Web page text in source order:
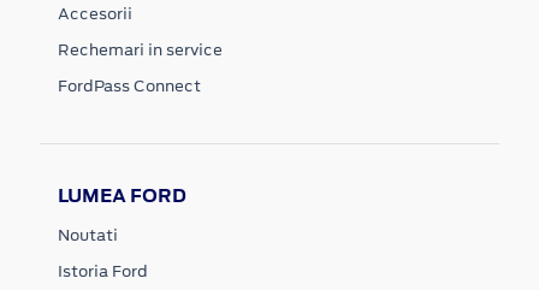
Accesorii
Rechemari in service
FordPass Connect
LUMEA FORD
Noutati
Istoria Ford